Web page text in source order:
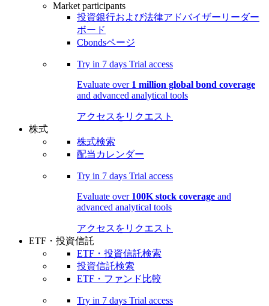
Market participants
投資銀行および法律アドバイザーリーダー
ボード
Cbondsページ
Try in 7 days Trial access
Evaluate over 1 million global bond coverage
and advanced analytical tools
アクセスをリクエスト
株式
株式検索
配当カレンダー
Try in 7 days Trial access
Evaluate over 100K stock coverage and
advanced analytical tools
アクセスをリクエスト
ETF・投資信託
ETF・投資信託検索
投資信託検索
ETF・ファンド比較
Try in 7 days Trial access